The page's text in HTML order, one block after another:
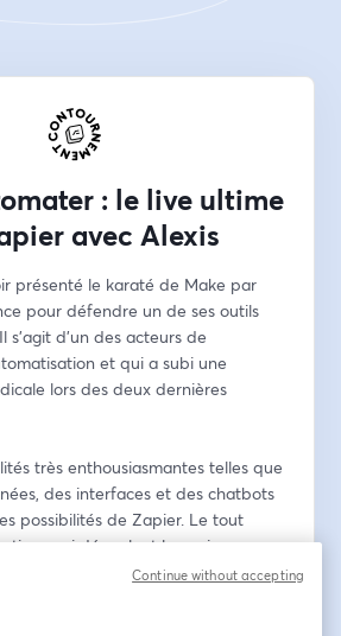
: le live ultime
avec Alexis
présenté le karaté de Make par
pour défendre un de ses outils
s'agit d'un des acteurs de
et qui a subi une
lors des deux dernières
très enthousiasmantes telles que
des interfaces et des chatbots
possibilités de Zapier. Le tout
qui décuplent les puissances
de choix pour se lancer dans
!
Continue without accepting